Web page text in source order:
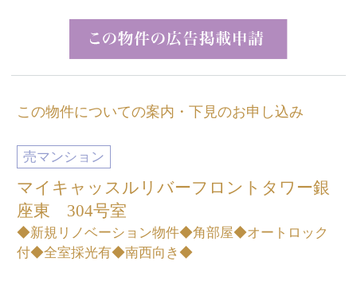
この物件についての案内・下見のお申し込み
売マンション
マイキャッスルリバーフロントタワー銀
座東 304号室
◆新規リノベーション物件◆角部屋◆オートロック
付◆全室採光有◆南西向き◆